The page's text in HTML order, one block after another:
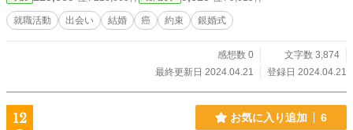
就職活動 出会い 結婚 癌 約束 銀婚式
感想数 0
文字数 3,874
最終更新日 2024.04.21
登録日 2024.04.21
12 お気に入り追加 6